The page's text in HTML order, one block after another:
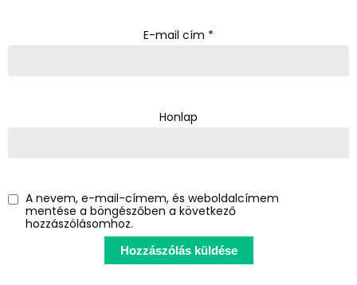
E-mail cím *
Honlap
A nevem, e-mail-címem, és weboldalcímem
mentése a böngészőben a következő
hozzászólásomhoz.